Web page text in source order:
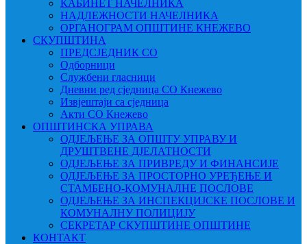
КАБИНЕТ НАЧЕЛНИКА
НАДЛЕЖНОСТИ НАЧЕЛНИКА
ОРГАНОГРАМ ОПШТИНЕ КНЕЖЕВО
СКУПШТИНА
ПРЕДСЈЕДНИК СО
Одборници
Службени гласници
Дневни ред сједница СО Кнежево
Извјештаји са сједница
Акти СО Кнежево
ОПШТИНСКА УПРАВА
ОДЈЕЉЕЊЕ ЗА ОПШТУ УПРАВУ И
ДРУШТВЕНЕ ДЈЕЛАТНОСТИ
ОДЈЕЉЕЊЕ ЗА ПРИВРЕДУ И ФИНАНСИЈЕ
ОДЈЕЉЕЊЕ ЗА ПРОСТОРНО УРЕЂЕЊЕ И
СТАМБЕНО-КОМУНАЛНЕ ПОСЛОВЕ
ОДЈЕЉЕЊЕ ЗА ИНСПЕКЦИЈСКЕ ПОСЛОВЕ И
КОМУНАЛНУ ПОЛИЦИЈУ
СЕКРЕТАР СКУПШТИНЕ ОПШТИНЕ
КОНТАКТ